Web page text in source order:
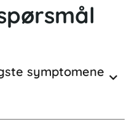
symptomene